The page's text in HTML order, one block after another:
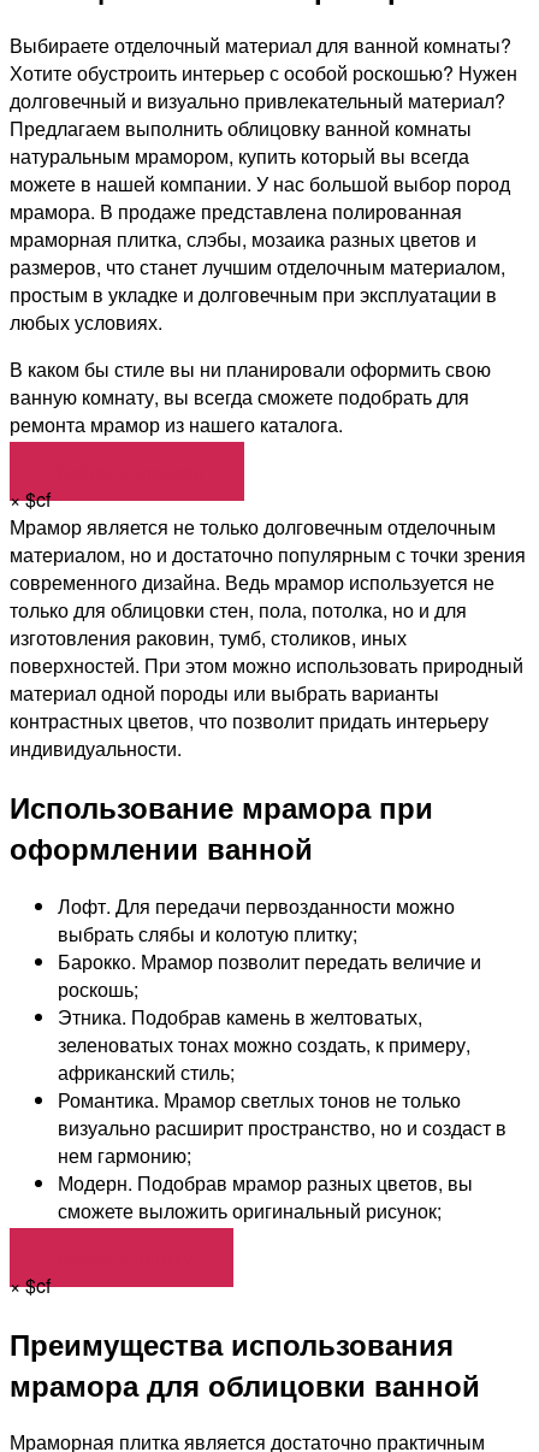
Выбираете отделочный материал для ванной комнаты?
Хотите обустроить интерьер с особой роскошью? Нужен
долговечный и визуально привлекательный материал?
Предлагаем выполнить облицовку ванной комнаты
натуральным мрамором, купить который вы всегда
можете в нашей компании. У нас большой выбор пород
мрамора. В продаже представлена полированная
мраморная плитка, слэбы, мозаика разных цветов и
размеров, что станет лучшим отделочным материалом,
простым в укладке и долговечным при эксплуатации в
любых условиях.
В каком бы стиле вы ни планировали оформить свою
ванную комнату, вы всегда сможете подобрать для
ремонта мрамор из нашего каталога.
×$cf
Мрамор является не только долговечным отделочным
материалом, но и достаточно популярным с точки зрения
современного дизайна. Ведь мрамор используется не
только для облицовки стен, пола, потолка, но и для
изготовления раковин, тумб, столиков, иных
поверхностей. При этом можно использовать природный
материал одной породы или выбрать варианты
контрастных цветов, что позволит придать интерьеру
индивидуальности.
Использование мрамора при
оформлении ванной
Лофт. Для передачи первозданности можно
выбрать слябы и колотую плитку;
Барокко. Мрамор позволит передать величие и
роскошь;
Этника. Подобрав камень в желтоватых,
зеленоватых тонах можно создать, к примеру,
африканский стиль;
Романтика. Мрамор светлых тонов не только
визуально расширит пространство, но и создаст в
нем гармонию;
Модерн. Подобрав мрамор разных цветов, вы
сможете выложить оригинальный рисунок;
×$cf
Преимущества использования
мрамора для облицовки ванной
Мраморная плитка является достаточно практичным